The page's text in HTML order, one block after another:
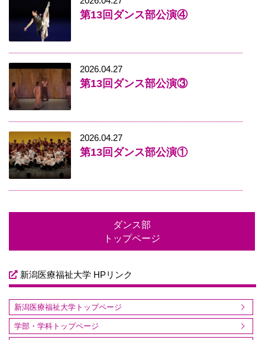
第13回ダンス部公演④
2026.04.27
第13回ダンス部公演③
2026.04.27
第13回ダンス部公演①
ダンス部
トップページ
新潟医療福祉大学 HPリンク
新潟医療福祉大学トップページ
学部・学科トップページ